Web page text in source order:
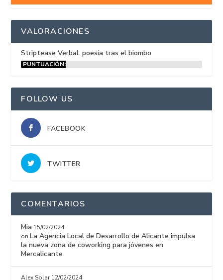
VALORACIONES
Striptease Verbal: poesía tras el biombo
PUNTUACIÓN:
FOLLOW US
FACEBOOK
TWITTER
COMENTARIOS
Mia 15/02/2024
onLa Agencia Local de Desarrollo de Alicante impulsa
la nueva zona de coworking para jóvenes en
Mercalicante
Alex Solar 12/02/2024